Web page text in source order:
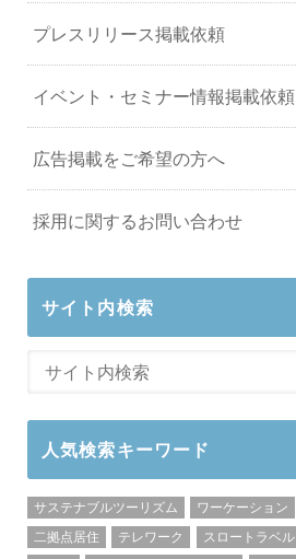
プレスリリース掲載依頼
イベント・セミナー情報掲載依頼
広告掲載をご希望の方へ
採用に関するお問い合わせ
サイト内検索
人気検索キーワード
サステナブルツーリズム ワーケーション
二拠点居住
テレワーク スロートラベル